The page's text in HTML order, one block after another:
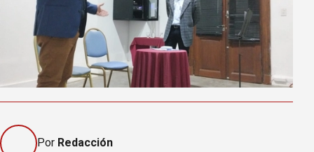
Por Redacción